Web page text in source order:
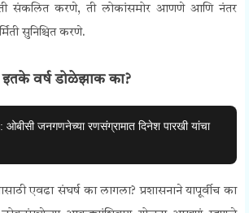
संकलित करणे, ती लोकांसमोर आणणे आणि नंतर
सुनिश्चित करणे.
इतके वर्ष डोळेझाक का?
ओबीसी जनगणनेच्या रणसंग्रामात दिनेश पारखी यांचा
एवढा संघर्ष का लागला? प्रशासनाने यापूर्वीच का